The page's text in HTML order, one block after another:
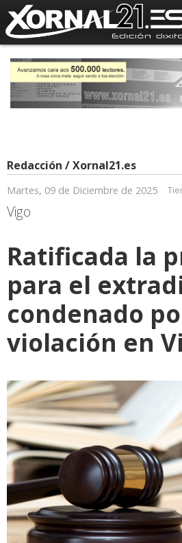
Redacción / Xornal21.es
Martes, 09 de Diciembre de 2025
Vigo
Ratificada la
para el
condenado
violación en